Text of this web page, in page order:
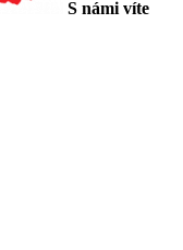
S námi víte